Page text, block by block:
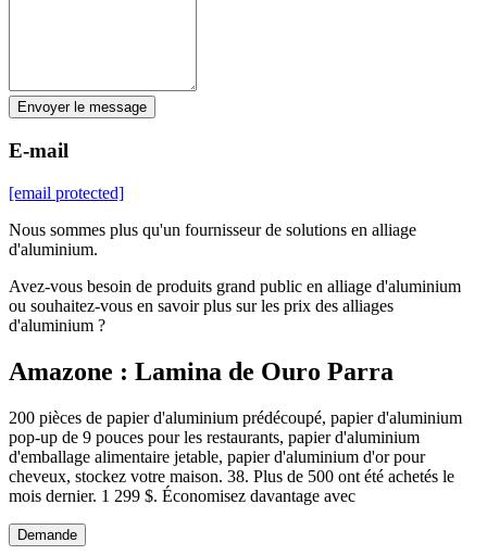
Envoyer le message
E-mail
[email protected]
Nous sommes plus qu'un fournisseur de solutions en alliage
d'aluminium.
Avez-vous besoin de produits grand public en alliage d'aluminium
ou souhaitez-vous en savoir plus sur les prix des alliages
d'aluminium ?
Amazone : Lamina de Ouro Parra
200 pièces de papier d'aluminium prédécoupé, papier d'aluminium
pop-up de 9 pouces pour les restaurants, papier d'aluminium
d'emballage alimentaire jetable, papier d'aluminium d'or pour
cheveux, stockez votre maison. 38. Plus de 500 ont été achetés le
mois dernier. 1 299 $. Économisez davantage avec
Demande